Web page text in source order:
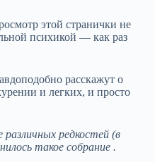
этой странички не
психикой — как раз
расскажут о
и легких, и просто
редкостей (в
такое собрание .